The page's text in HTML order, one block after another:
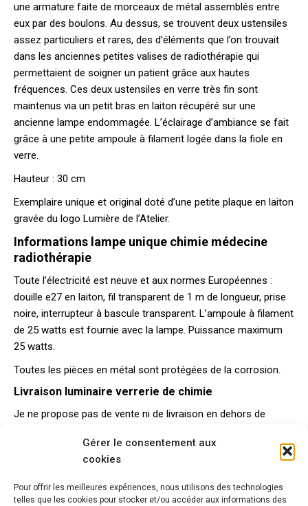
Gérer le consentement aux
cookies
Pour offrir les meilleures expériences, nous utilisons des technologies
telles que les cookies pour stocker et/ou accéder aux informations des
une armature faite de morceaux de métal assemblés entre
eux par des boulons. Au dessus, se trouvent deux ustensiles
assez particuliers et rares, des d’éléments que l’on trouvait
dans les anciennes petites valises de radiothérapie qui
permettaient de soigner un patient grâce aux hautes
fréquences. Ces deux ustensiles en verre très fin sont
maintenus via un petit bras en laiton récupéré sur une
ancienne lampe endommagée. L’éclairage d’ambiance se fait
grâce à une petite ampoule à filament logée dans la fiole en
verre.
Hauteur : 30 cm
Exemplaire unique et original doté d’une petite plaque en laiton
gravée du logo Lumière de l’Atelier.
Informations lampe unique chimie médecine
radiothérapie
Toute l’électricité est neuve et aux normes Européennes :
douille e27 en laiton, fil transparent de 1 m de longueur, prise
noire, interrupteur à bascule transparent. L’ampoule à filament
de 25 watts est fournie avec la lampe. Puissance maximum
25 watts.
Toutes les pièces en métal sont protégées de la corrosion.
Livraison luminaire verrerie de chimie
Je ne propose pas de vente ni de livraison en dehors de
Pour la France métropolitaine, la livraison en Colissimo
gratuite. Pour les autres destinations, envoyez moi un
message via leformulaire de contactpour connaître les